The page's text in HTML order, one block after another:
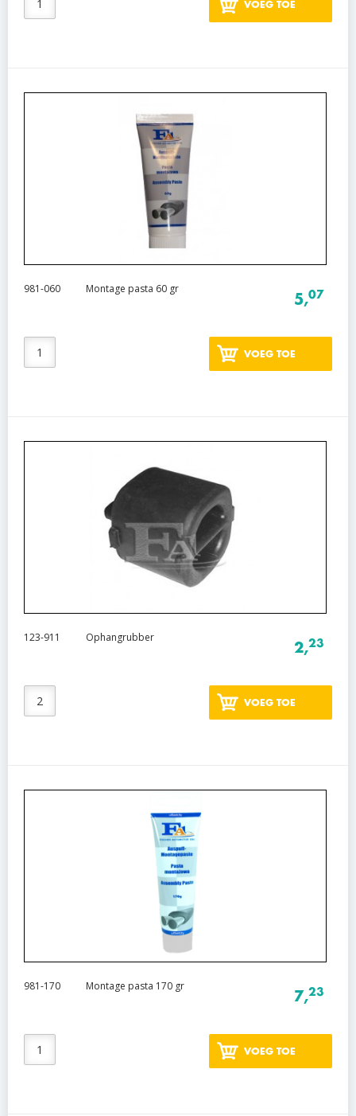
VOEG TOE
981-060 Montage pasta 60 gr
5,07
VOEG TOE
123-911 Ophangrubber
2,23
VOEG TOE
981-170 Montage pasta 170 gr
7,23
VOEG TOE